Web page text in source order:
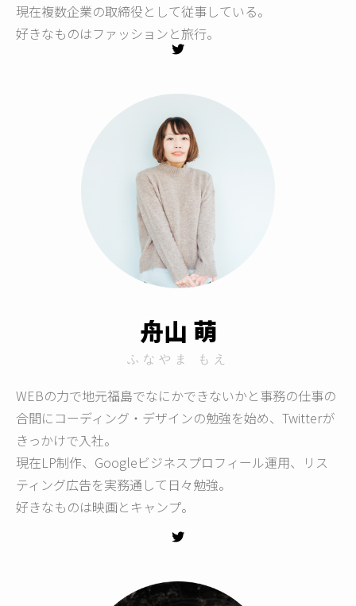
現在複数企業の取締役として従事している。
好きなものはファッションと旅行。
舟山 萌
ふなやま もえ
WEBの力で地元福島でなにかできないかと事務の仕事の
合間にコーディング・デザインの勉強を始め、Twitterが
きっかけで入社。
現在LP制作、Googleビジネスプロフィール運用、リス
ティング広告を実務通して日々勉強。
好きなものは映画とキャンプ。